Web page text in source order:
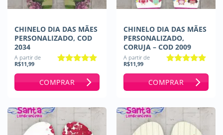
CHINELO DIA DAS MÃES
PERSONALIZADO, COD
2034
A partir de
R$11,99
COMPRAR
CHINELO DIA DAS MÃES
PERSONALIZADO,
CORUJA – COD 2009
A partir de
R$11,99
COMPRAR